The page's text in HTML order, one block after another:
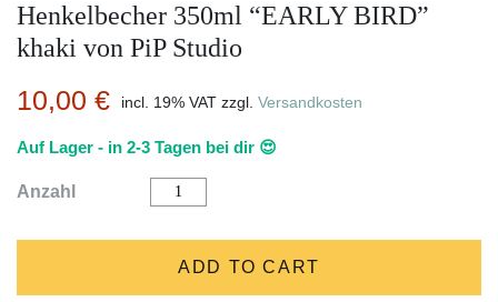
Henkelbecher 350ml “EARLY BIRD”
khaki von PiP Studio
10,00 € incl. 19% VAT zzgl. Versandkosten
Auf Lager - in 2-3 Tagen bei dir 😍
Anzahl
Henkelbecher
350ml
BIRD"
khaki
von
PiP
ADD TO CART